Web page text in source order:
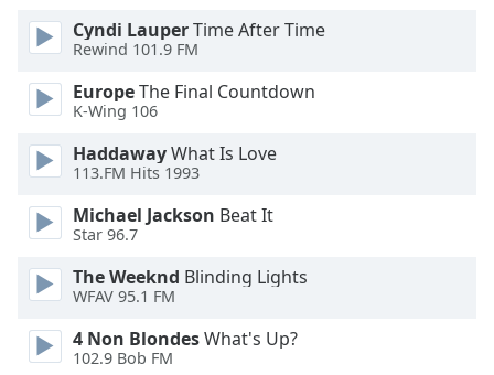
Background
Color
Opacity
Font
Size
Cyndi LauperTime After Time
Rewind 101.9 FM
EuropeThe Final Countdown
K-Wing 106
HaddawayWhat Is Love
113.FM Hits 1993
Michael Jackson Beat It
Star 96.7
The Weeknd Blinding Lights
WFAV 95.1 FM
4 Non BlondesWhat's Up?
102.9 Bob FM